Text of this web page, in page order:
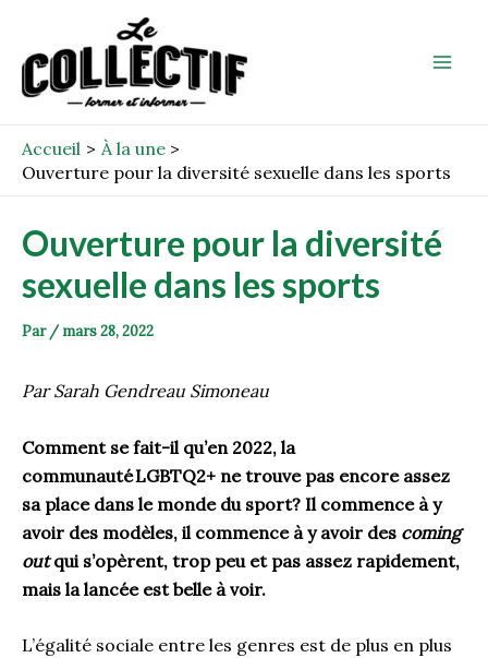
contenu
Accueil
À la une
Ouverture pour la diversité sexuelle dans les sports
Ouverture pour la diversité
sexuelle dans les sports
Par / mars 28, 2022
Par Sarah Gendreau Simoneau
Comment se fait-il qu’en 2022, la
communauté LGBTQ2+ ne trouve pas encore assez
sa place dans le monde du sport? Il commence à y
avoir des modèles, il commence à y avoir des coming
outqui s’opèrent, trop peu et pas assez rapidement,
mais la lancée est belle à voir.
L’égalité sociale entre les genres est de plus en plus
navigation